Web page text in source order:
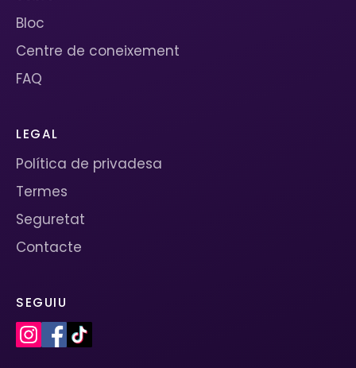
Bloc
Centre de coneixement
FAQ
LEGAL
Política de privadesa
Termes
Seguretat
Contacte
SEGUIU